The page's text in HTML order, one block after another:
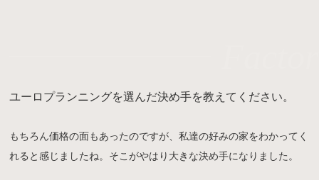
ユーロプランニングを選んだ決め手を教えてください。
もちろん価格の面もあったのですが、私達の好みの家をわかってく
れると感じましたね。そこがやはり大きな決め手になりました。